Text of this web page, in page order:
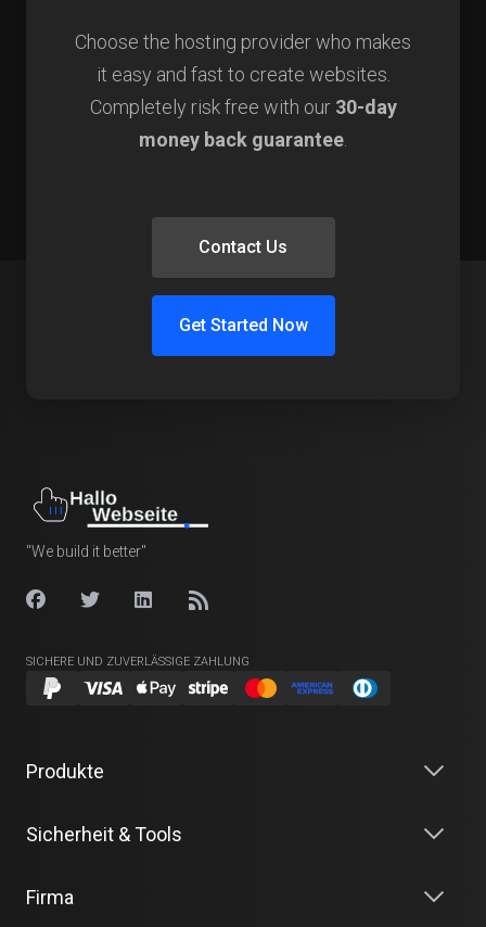
Choose the hosting provider who makes
it easy and fast to create websites.
Completely risk free with our 30-day
money back guarantee
Get Started Now
Contact Us
"We build it better"
SICHERE UND ZUVERLÄSSIGE ZAHLUNG
Produkte
Sicherheit & Tools
Firma